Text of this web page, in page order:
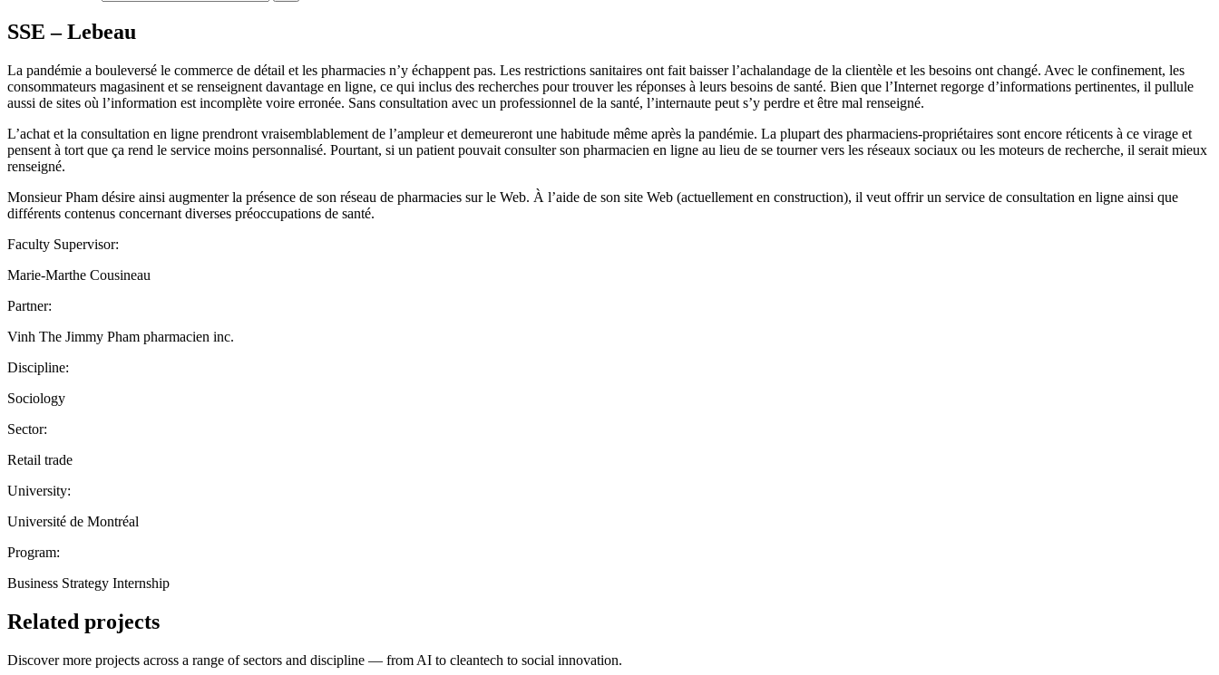
SSE – Lebeau
La pandémie a bouleversé le commerce de détail et les pharmacies n’y échappent pas. Les restrictions sanitaires ont fait baisser l’achalandage de la clientèle et les besoins ont changé. Avec le confinement, les
consommateurs magasinent et se renseignent davantage en ligne, ce qui inclus des recherches pour trouver les réponses à leurs besoins de santé. Bien que l’Internet regorge d’informations pertinentes, il pullule
aussi de sites où l’information est incomplète voire erronée. Sans consultation avec un professionnel de la santé, l’internaute peut s’y perdre et être mal renseigné.
L’achat et la consultation en ligne prendront vraisemblablement de l’ampleur et demeureront une habitude même après la pandémie. La plupart des pharmaciens-propriétaires sont encore réticents à ce virage et
pensent à tort que ça rend le service moins personnalisé. Pourtant, si un patient pouvait consulter son pharmacien en ligne au lieu de se tourner vers les réseaux sociaux ou les moteurs de recherche, il serait mieux
renseigné.
Monsieur Pham désire ainsi augmenter la présence de son réseau de pharmacies sur le Web. À l’aide de son site Web (actuellement en construction), il veut offrir un service de consultation en ligne ainsi que
différents contenus concernant diverses préoccupations de santé.
Faculty Supervisor:
Marie-Marthe Cousineau
Partner:
Vinh The Jimmy Pham pharmacien inc.
Discipline:
Sociology
Sector:
Retail trade
University:
Université de Montréal
Program:
Business Strategy Internship
Related projects
Discover more projects across a range of sectors and discipline — from AI to cleantech to social innovation.